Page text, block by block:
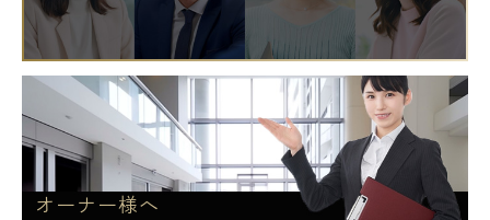
オーナー様へ